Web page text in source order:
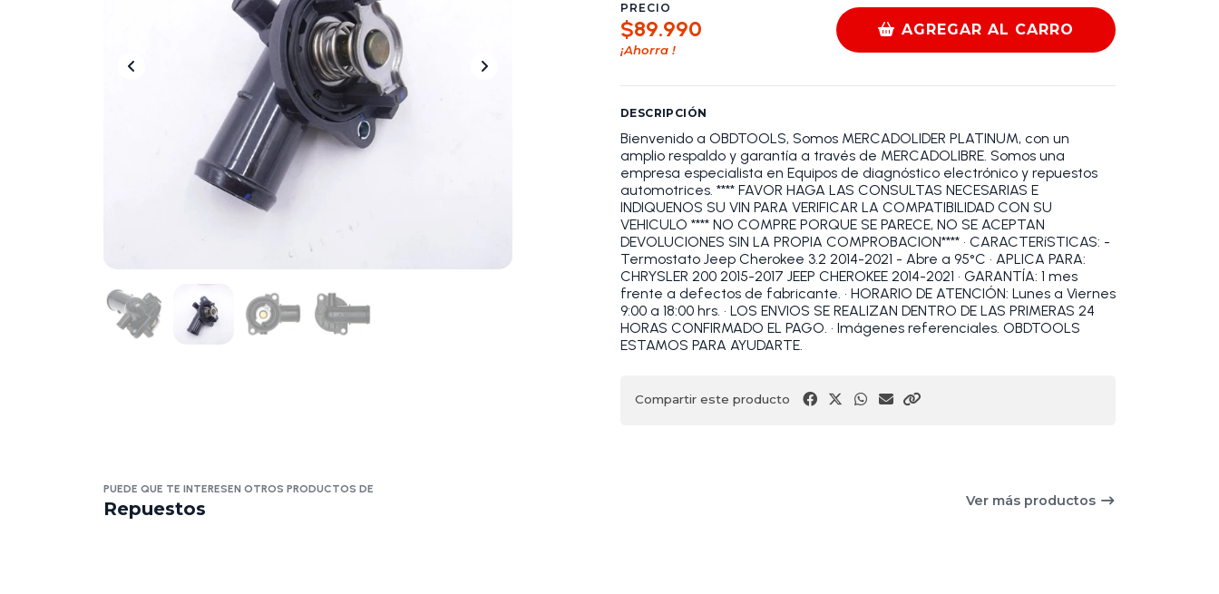
PRECIO
$89.990
¡Ahorra !
AGREGAR AL CARRO
DESCRIPCIÓN
Bienvenido a OBDTOOLS, Somos MERCADOLIDER PLATINUM, con un
amplio respaldo y garantía a través de MERCADOLIBRE. Somos una
empresa especialista en Equipos de diagnóstico electrónico y repuestos
automotrices. **** FAVOR HAGA LAS CONSULTAS NECESARIAS E
INDIQUENOS SU VIN PARA VERIFICAR LA COMPATIBILIDAD CON SU
VEHICULO **** NO COMPRE PORQUE SE PARECE, NO SE ACEPTAN
DEVOLUCIONES SIN LA PROPIA COMPROBACION**** • CARACTERíSTICAS: -
Termostato Jeep Cherokee 3.2 2014-2021 - Abre a 95°C • APLICA PARA:
CHRYSLER 200 2015-2017 JEEP CHEROKEE 2014-2021 • GARANTÍA: 1 mes
frente a defectos de fabricante. • HORARIO DE ATENCIÓN: Lunes a Viernes
9:00 a 18:00 hrs. • LOS ENVIOS SE REALIZAN DENTRO DE LAS PRIMERAS 24
HORAS CONFIRMADO EL PAGO. • Imágenes referenciales. OBDTOOLS
ESTAMOS PARA AYUDARTE.
Compartir este producto
PUEDE QUE TE INTERESEN OTROS PRODUCTOS DE
Repuestos Ver más productos